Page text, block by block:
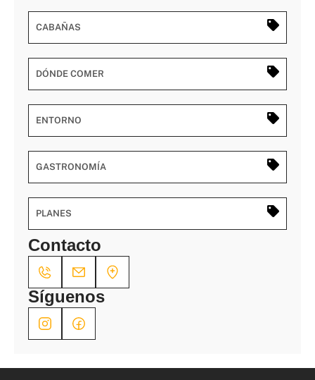
CABAÑAS
DÓNDE COMER
ENTORNO
GASTRONOMÍA
PLANES
Contacto
Síguenos